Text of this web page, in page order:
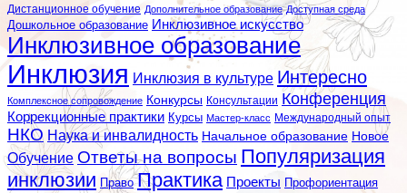
Дистанционное обучение Дополнительное образование Доступная среда
Дошкольное образование Инклюзивное искусство
Инклюзивное образование
Инклюзия Инклюзия в культуре Интересно
Комплексное сопровождение Конкурсы Консультации Конференция
Коррекционные практики Курсы Мастер-класс Международный опыт
НКО Наука и инвалидность Начальное образование Новое
Обучение Ответы на вопросы Популяризация
инклюзии Право Практика Проекты Профориентация